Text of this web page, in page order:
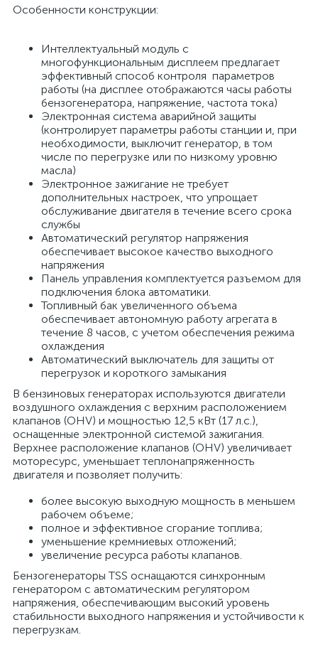
Особенности конструкции:
Интеллектуальный модуль с
многофункциональным дисплеем предлагает
эффективный способ контроля параметров
работы (на дисплее отображаются часы работы
бензогенератора, напряжение, частота тока)
Электронная система аварийной защиты
(контролирует параметры работы станции и, при
необходимости, выключит генератор, в том
числе по перегрузке или по низкому уровню
масла)
Электронное зажигание не требует
дополнительных настроек, что упрощает
обслуживание двигателя в течение всего срока
службы
Автоматический регулятор напряжения
обеспечивает высокое качество выходного
напряжения
Панель управления комплектуется разъемом для
подключения блока автоматики.
Топливный бак увеличенного объема
обеспечивает автономную работу агрегата в
течение 8 часов, с учетом обеспечения режима
охлаждения
Автоматический выключатель для защиты от
перегрузок и короткого замыкания
В бензиновых генераторах используются двигатели
воздушного охлаждения с верхним расположением
клапанов (OHV) и мощностью 12,5 кВт (17 л.с.),
оснащенные электронной системой зажигания.
Верхнее расположение клапанов (OHV) увеличивает
моторесурс, уменьшает теплонапряженность
двигателя и позволяет получить:
более высокую выходную мощность в меньшем
рабочем объеме;
полное и эффективное сгорание топлива;
уменьшение кремниевых отложений;
увеличение ресурса работы клапанов.
Бензогенераторы TSS оснащаются синхронным
генератором с автоматическим регулятором
напряжения, обеспечивающим высокий уровень
стабильности выходного напряжения и устойчивости к
перегрузкам.